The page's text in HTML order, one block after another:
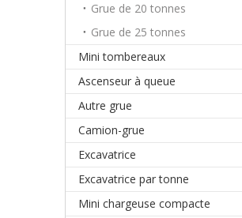
Grue de 20 tonnes
Grue de 25 tonnes
Mini tombereaux
Ascenseur à queue
Autre grue
Camion-grue
Excavatrice
Excavatrice par tonne
Mini chargeuse compacte